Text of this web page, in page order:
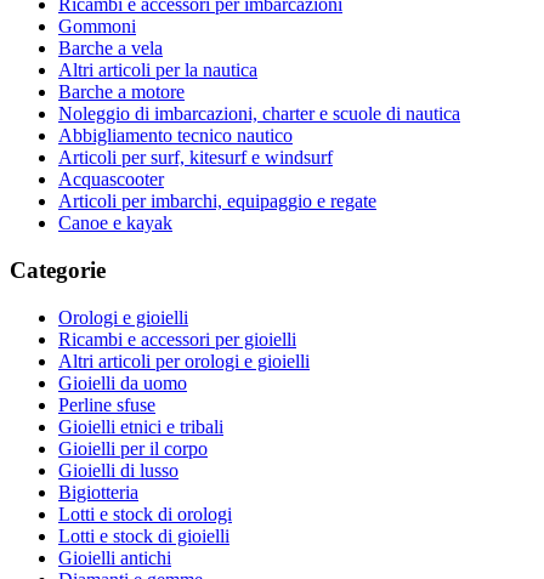
Ricambi e accessori per imbarcazioni
Gommoni
Barche a vela
Altri articoli per la nautica
Barche a motore
Noleggio di imbarcazioni, charter e scuole di nautica
Abbigliamento tecnico nautico
Articoli per surf, kitesurf e windsurf
Acquascooter
Articoli per imbarchi, equipaggio e regate
Canoe e kayak
Categorie
Orologi e gioielli
Ricambi e accessori per gioielli
Altri articoli per orologi e gioielli
Gioielli da uomo
Perline sfuse
Gioielli etnici e tribali
Gioielli per il corpo
Gioielli di lusso
Bigiotteria
Lotti e stock di orologi
Lotti e stock di gioielli
Gioielli antichi